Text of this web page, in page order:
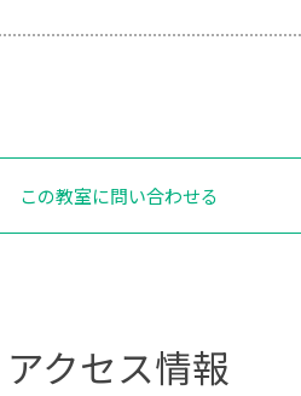
この教室に問い合わせる
アクセス情報